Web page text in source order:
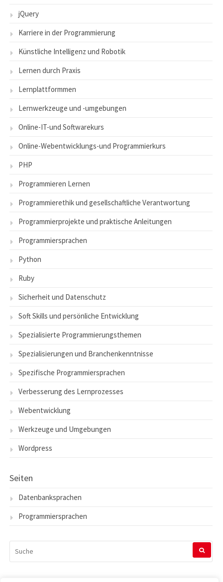
jQuery
Karriere in der Programmierung
Künstliche Intelligenz und Robotik
Lernen durch Praxis
Lernplattformmen
Lernwerkzeuge und -umgebungen
Online-IT-und Softwarekurs
Online-Webentwicklungs-und Programmierkurs
PHP
Programmieren Lernen
Programmierethik und gesellschaftliche Verantwortung
Programmierprojekte und praktische Anleitungen
Programmiersprachen
Python
Ruby
Sicherheit und Datenschutz
Soft Skills und persönliche Entwicklung
Spezialisierte Programmierungsthemen
Spezialisierungen und Branchenkenntnisse
Spezifische Programmiersprachen
Verbesserung des Lernprozesses
Webentwicklung
Werkzeuge und Umgebungen
Wordpress
Seiten
Datenbanksprachen
Programmiersprachen
NACH: